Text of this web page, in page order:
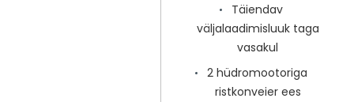
Täiendav
väljalaadimisluuk taga
vasakul
2 hüdromootoriga
ristkonveier ees